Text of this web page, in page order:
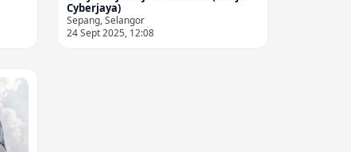
Cyberjaya)
Sepang, Selangor
24 Sept 2025, 12:08